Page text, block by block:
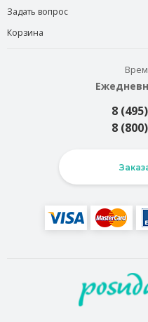
Задать вопрос
Корзина
8
8